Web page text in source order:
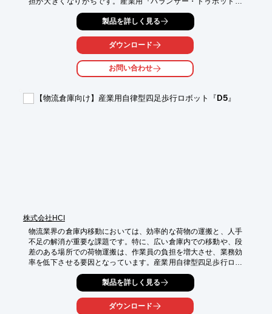
は、最大50kgまでの重量物を容易に扱えるため、ピッキング作業
の省人化に貢献します。
【活用シーン】
・倉庫での商品ピッキング
・工場での部品供給
・物流センターでの仕分け作業
・作業員の負担軽減
製品を詳しく見る
ダウンロード
お問い合わせ
【物流倉庫向け】産業用自律型四足歩行ロボット『D5』
株式会社HCI
物流業界の倉庫内移動においては、効率的な荷物の運搬と、人手
不足の解消が重要な課題です。特に、広い倉庫内での移動や、段
差のある場所での荷物運搬は、作業員の負担を増大させ、業務効
率を低下させる要因となっています。産業用自律型四足歩行ロボ
ット『D5』は、これらの課題を解決するために開発されました。
【活用シーン】
・倉庫内での荷物運搬
製品を詳しく見る
ダウンロード